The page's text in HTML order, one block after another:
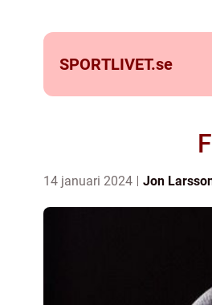
SPORTLIVET.se
14 januari 2024 Jon